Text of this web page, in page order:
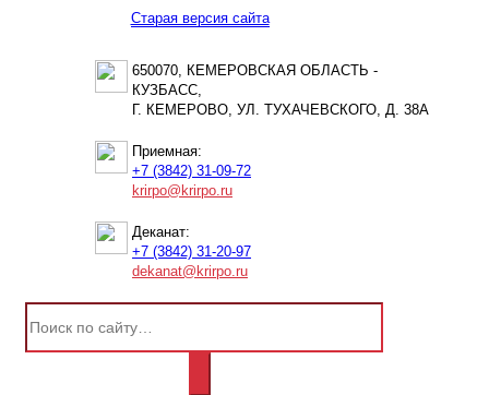
Старая версия сайта
650070, КЕМЕРОВСКАЯ ОБЛАСТЬ -
КУЗБАСС,
Г. КЕМЕРОВО, УЛ. ТУХАЧЕВСКОГО, Д. 38А
Приемная:
+7 (3842) 31-09-72
krirpo@krirpo.ru
Деканат:
+7 (3842) 31-20-97
dekanat@krirpo.ru